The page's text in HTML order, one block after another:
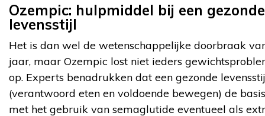
Ozempic: hulpmiddel bij een gezonde
levensstijl
Het is dan wel de wetenschappelijke doorbraak
jaar, maar Ozempic lost niet ieders
op. Experts benadrukken dat een gezonde
(verantwoord eten en voldoende bewegen) de
met het gebruik van semaglutide eventueel als